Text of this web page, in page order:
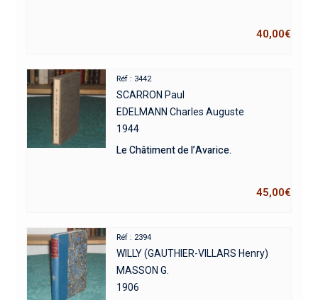
40,00€
Réf : 3442
SCARRON Paul
EDELMANN Charles Auguste
1944
Le Châtiment de l’Avarice.
45,00€
Réf : 2394
WILLY (GAUTHIER-VILLARS Henry)
MASSON G.
1906